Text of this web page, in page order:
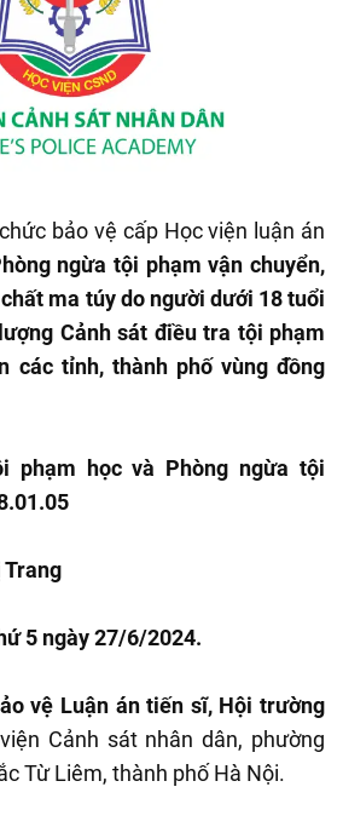
bảo vệ cấp Học viện luận án
ngừa tội phạm vận chuyển,
ma túy do người dưới 18 tuổi
Cảnh sát điều tra tội phạm
các tỉnh, thành phố vùng đồng
phạm học và Phòng ngừa tội
Trang
5 ngày 27/6/2024.
vệ Luận án tiến sĩ, Hội trường
Cảnh sát nhân dân, phường
Từ Liêm, thành phố Hà Nội.